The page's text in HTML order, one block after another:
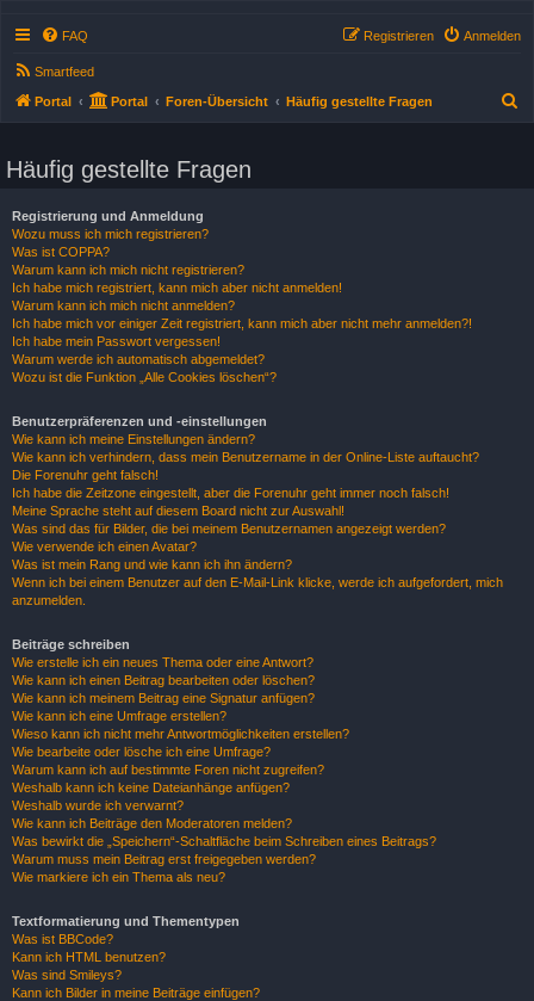
FAQ Anmelden
Registrieren
Smartfeed
Portal Portal Foren-Übersicht Häufig gestellte Fragen
Häufig gestellte Fragen
Registrierung und Anmeldung
Wozu muss ich mich registrieren?
Was ist COPPA?
Warum kann ich mich nicht registrieren?
Ich habe mich registriert, kann mich aber nicht anmelden!
Warum kann ich mich nicht anmelden?
Ich habe mich vor einiger Zeit registriert, kann mich aber nicht mehr anmelden?!
Ich habe mein Passwort vergessen!
Warum werde ich automatisch abgemeldet?
Wozu ist die Funktion „Alle Cookies löschen“?
Benutzerpräferenzen und -einstellungen
Wie kann ich meine Einstellungen ändern?
Wie kann ich verhindern, dass mein Benutzername in der Online-Liste auftaucht?
Die Forenuhr geht falsch!
Ich habe die Zeitzone eingestellt, aber die Forenuhr geht immer noch falsch!
Meine Sprache steht auf diesem Board nicht zur Auswahl!
Was sind das für Bilder, die bei meinem Benutzernamen angezeigt werden?
Wie verwende ich einen Avatar?
Was ist mein Rang und wie kann ich ihn ändern?
Wenn ich bei einem Benutzer auf den E-Mail-Link klicke, werde ich aufgefordert, mich
anzumelden.
Beiträge schreiben
Wie erstelle ich ein neues Thema oder eine Antwort?
Wie kann ich einen Beitrag bearbeiten oder löschen?
Wie kann ich meinem Beitrag eine Signatur anfügen?
Wie kann ich eine Umfrage erstellen?
Wieso kann ich nicht mehr Antwortmöglichkeiten erstellen?
Wie bearbeite oder lösche ich eine Umfrage?
Warum kann ich auf bestimmte Foren nicht zugreifen?
Weshalb kann ich keine Dateianhänge anfügen?
Weshalb wurde ich verwarnt?
Wie kann ich Beiträge den Moderatoren melden?
Was bewirkt die „Speichern“-Schaltfläche beim Schreiben eines Beitrags?
Warum muss mein Beitrag erst freigegeben werden?
Wie markiere ich ein Thema als neu?
Textformatierung und Thementypen
Was ist BBCode?
Kann ich HTML benutzen?
Was sind Smileys?
Kann ich Bilder in meine Beiträge einfügen?